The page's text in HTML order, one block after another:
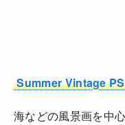
Summer Vintage
海などの風景画を中